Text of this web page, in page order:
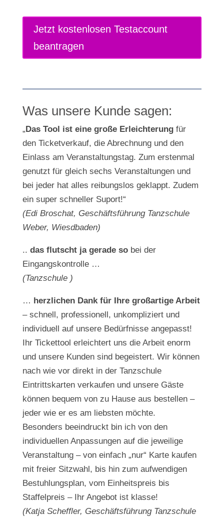
Jetzt kostenlosen Testaccount
beantragen
Was unsere Kunde sagen:
„Das Tool ist eine große Erleichterungfür
den Ticketverkauf, die Abrechnung und den
Einlass am Veranstaltungstag. Zum erstenmal
genutzt für gleich sechs Veranstaltungen und
bei jeder hat alles reibungslos geklappt. Zudem
ein super schneller Suport!“
(Edi Broschat, Geschäftsführung Tanzschule
Weber, Wiesdbaden)
.. das flutscht ja gerade sobei der
Eingangskontrolle …
(Tanzschule )
… herzlichen Dank für Ihre großartige Arbeit
– schnell, professionell, unkompliziert und
individuell auf unsere Bedürfnisse angepasst!
Ihr Tickettool erleichtert uns die Arbeit enorm
und unsere Kunden sind begeistert. Wir können
nach wie vor direkt in der Tanzschule
Eintrittskarten verkaufen und unsere Gäste
können bequem von zu Hause aus bestellen –
jeder wie er es am liebsten möchte.
Besonders beeindruckt bin ich von den
individuellen Anpassungen auf die jeweilige
Veranstaltung – von einfach „nur“ Karte kaufen
mit freier Sitzwahl, bis hin zum aufwendigen
Bestuhlungsplan, vom Einheitspreis bis
Staffelpreis – Ihr Angebot ist klasse!
(Katja Scheffler, Geschäftsführung Tanzschule